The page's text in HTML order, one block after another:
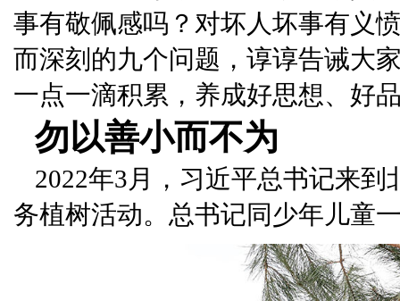
事有敬佩感吗？对坏人坏事有义
而深刻的九个问题，谆谆告诫大
一点一滴积累，养成好思想、好
勿以善小而不为
2022年3月，习近平总书记来
务植树活动。总书记同少年儿童